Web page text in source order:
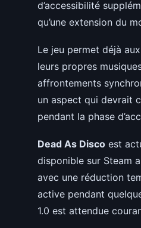
d’accessibilité
qu’une extension du
Le jeu permet déjà
leurs propres
affrontements
un aspect qui devrait
pendant la phase
Dead As Discoest
disponible sur Steam
avec une réduction
active pendant
1.0 est attendue